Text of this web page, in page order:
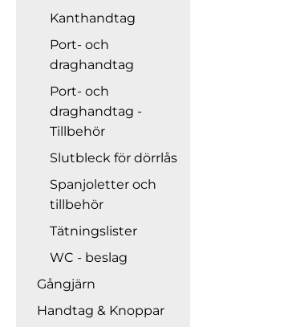
Kanthandtag
Port- och
draghandtag
Port- och
draghandtag -
Tillbehör
Slutbleck för dörrlås
Spanjoletter och
tillbehör
Tätningslister
WC - beslag
Gångjärn
Handtag & Knoppar